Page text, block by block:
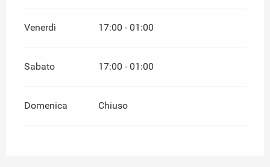
Venerdì 17:00 - 01:00
Sabato 17:00 - 01:00
Domenica Chiuso